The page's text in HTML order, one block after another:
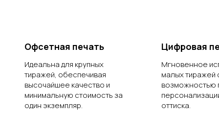
Офсетная печать
Идеальна для крупных
тиражей, обеспечивая
высочайшее качество и
минимальную стоимость за
один экземпляр.
Цифровая
Мгновенное
малых тиражей
возможностью
оттиска.